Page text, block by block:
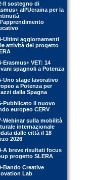
Il sostegno di
all’Ucraina per la
Ultimi aggiornamenti
attività del progetto
Erasmus+ VET: 14
spagnoli a Potenza
Uno stage lavorativo
a Potenza per
dalla Spagna
Pubblicato il nuovo
europeo CERV
Webinar sulla mobilità
internazionale
dalle città il 18
2026
A breve risultati focus
progetto SLERA
Bando Creative
Lab